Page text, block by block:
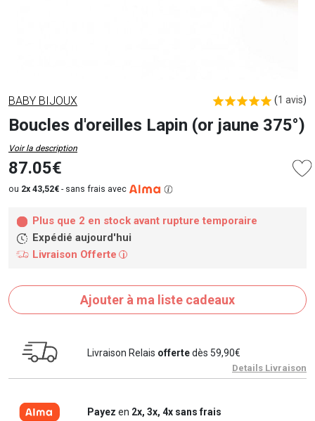
BABY BIJOUX (1 avis)
Boucles d'oreilles Lapin (or jaune 375°)
Voir la description
87.05€
ou 2x 43,52€ - sans frais avec
Plus que 2 en stock avant rupture temporaire
Expédié aujourd'hui
Livraison Offerte
i
Ajouter à ma liste cadeaux
Livraison Relais offertedès 59,90€
Details Livraison
Payez en 2x, 3x, 4x sans frais